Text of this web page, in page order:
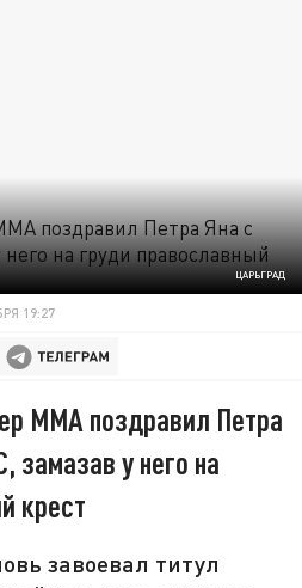
ЦАРЬГРАД
19:27
ММА поздравил Петра
замазав у него на
крест
завоевал титул